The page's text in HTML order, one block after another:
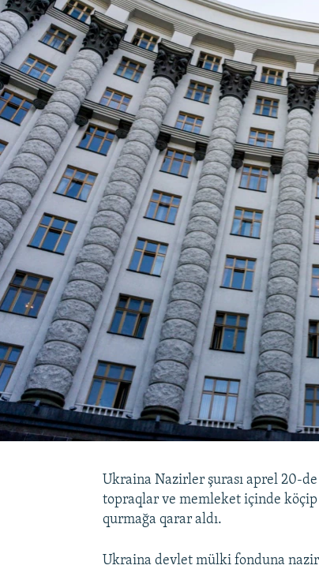
Ukraina Nazirler şurası aprel 20-
topraqlar ve memleket içinde
qurmağa qarar aldı.
Ukraina devlet mülki fonduna